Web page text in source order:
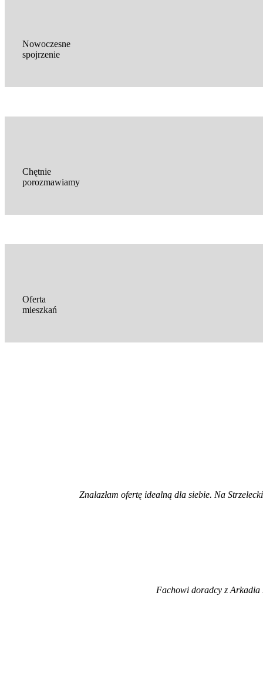
Nowoczesne
spojrzenie
Chętnie
porozmawiamy
Oferta
mieszkań
Znalazłam ofertę idealną dla siebie. Na
Fachowi doradcy z Arkadia